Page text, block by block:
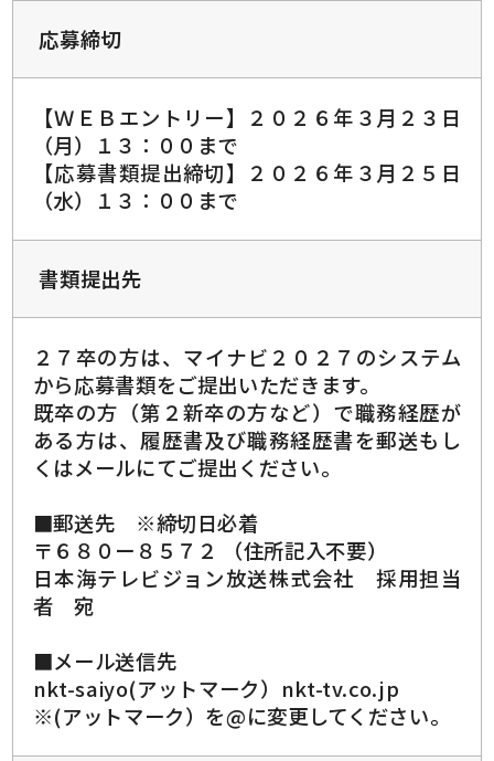
応募締切
【ＷＥＢエントリー】２０２６年３月２３日
（月）１３：００まで
【応募書類提出締切】２０２６年３月２５日
（水）１３：００まで
書類提出先
２７卒の方は、マイナビ２０２７のシステム
から応募書類をご提出いただきます。
既卒の方（第２新卒の方など）で職務経歴が
ある方は、履歴書及び職務経歴書を郵送もし
くはメールにてご提出ください。
■郵送先 ※締切日必着
〒６８０ー８５７２ （住所記入不要）
日本海テレビジョン放送株式会社 採用担当
者 宛
■メール送信先
nkt-saiyo(アットマーク）nkt-tv.co.jp
※(アットマーク）を@に変更してください。